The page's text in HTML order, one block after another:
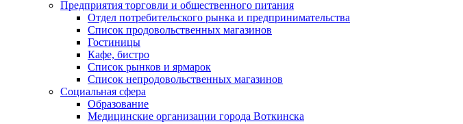
Предприятия торговли и общественного питания
Отдел потребительского рынка и предпринимательства
Список продовольственных магазинов
Гостиницы
Кафе, бистро
Cписок рынков и ярмарок
Список непродовольственных магазинов
Социальная сфера
Образование
Медицинские организации города Воткинска